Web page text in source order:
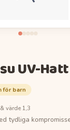
UV-Hatt
för barn
värde 1,3
tydliga